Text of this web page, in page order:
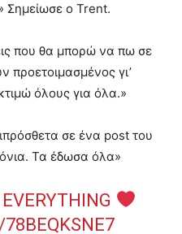
Σημείωσε ο Trent.
που θα μπορώ να πω σε
προετοιμασμένος γι’
όλους για όλα.»
σε ένα post του
Τα έδωσα όλα»